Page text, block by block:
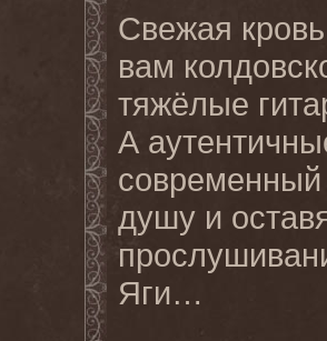
Свежая
вам
тяжёлые
А
современный
душу и
Яги…